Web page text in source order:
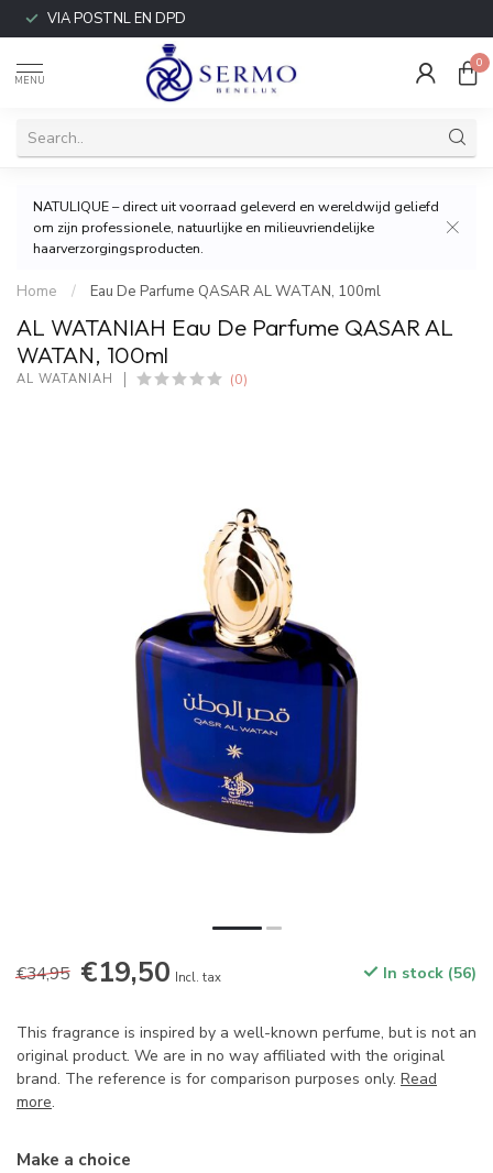
VIA POSTNL EN DPD
MENU
0
NATULIQUE – direct uit voorraad geleverd en wereldwijd geliefd
om zijn professionele, natuurlijke en milieuvriendelijke
haarverzorgingsproducten.
Home / Eau De Parfume QASAR AL WATAN, 100ml
AL WATANIAH Eau De Parfume QASAR AL
WATAN, 100ml
AL WATANIAH (0)
€34,95 €19,50 Incl. tax In stock (56)
This fragrance is inspired by a well-known perfume, but is not an
original product. We are in no way affiliated with the original
brand. The reference is for comparison purposes only. Read
more.
Make a choice